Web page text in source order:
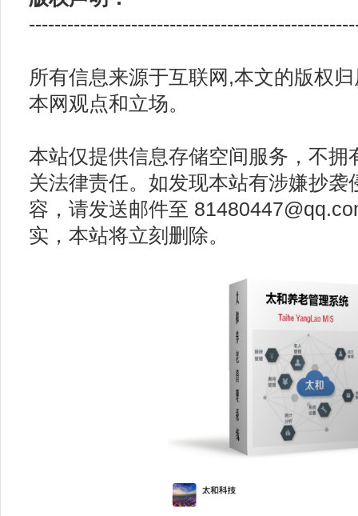
所有信息来源于互联网,本文的版权
本网观点和立场。
本站仅提供信息存储空间服务，不拥
关法律责任。如发现本站有涉嫌抄袭
容，请发送邮件至
实，本站将立刻删除。